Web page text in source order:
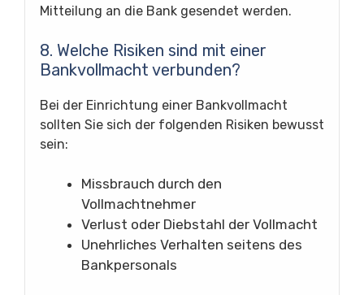
Mitteilung an die Bank gesendet werden.
8. Welche Risiken sind mit einer
Bankvollmacht verbunden?
Bei der Einrichtung einer Bankvollmacht
sollten Sie sich der folgenden Risiken bewusst
sein:
Missbrauch durch den
Vollmachtnehmer
Verlust oder Diebstahl der Vollmacht
Unehrliches Verhalten seitens des
Bankpersonals